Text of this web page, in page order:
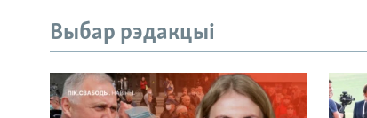
Выбар рэдакцыі